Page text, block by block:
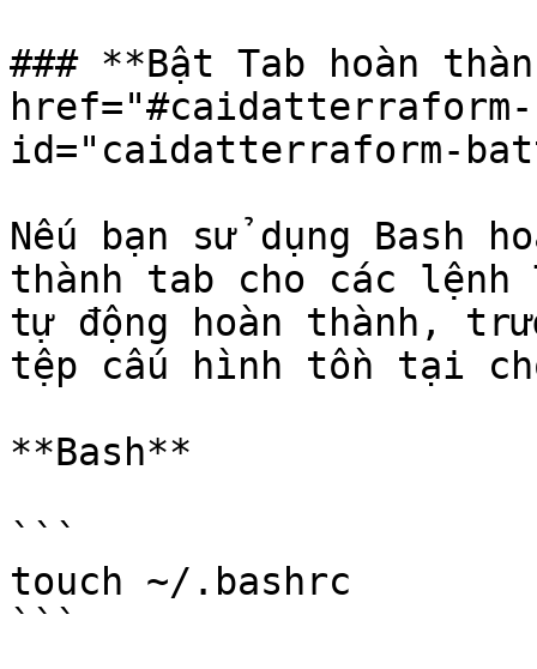
### **Bật Tab hoàn
href="#caidatterraform-
id="caidatterraform-
Nếu bạn sử dụng Bash
thành tab cho các
tự động hoàn thành,
tệp cấu hình tồn tại
**Bash**
```
touch ~/.bashrc
```